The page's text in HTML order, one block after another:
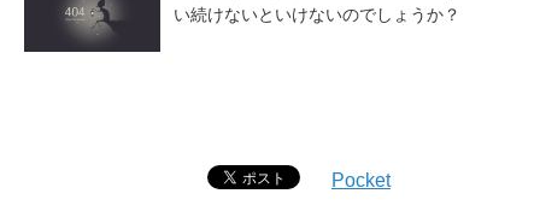
い続けないといけないのでしょうか？
Pocket